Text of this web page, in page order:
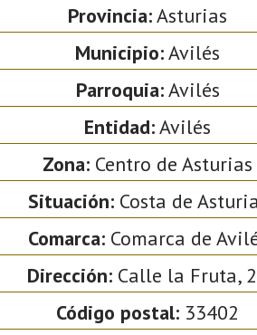
Provincia:Asturias
Municipio:Avilés
Parroquia:Avilés
Entidad:Avilés
Zona: Centro de Asturias
Situación:Costa de
Comarca:Comarca de
Dirección: Calle la Fruta,
Código postal: 33402